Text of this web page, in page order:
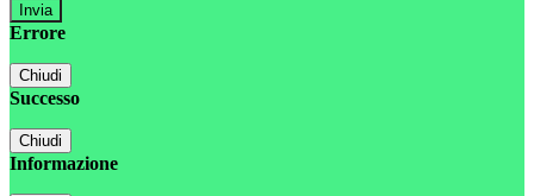
Errore
Chiudi
Successo
Chiudi
Informazione